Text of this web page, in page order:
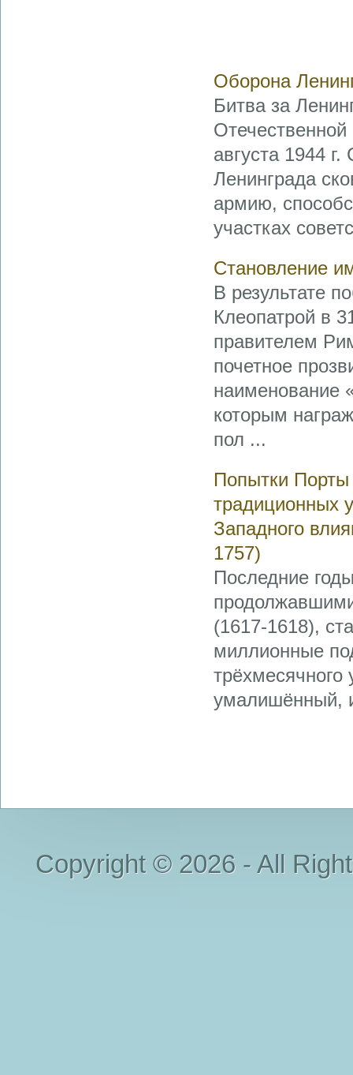
Оборона
Битва за
августа 1944
Ленинграда
армию,
участках
Становление
В результате
Клеопатрой в
правителем
почетное
наименование
которым
пол ...
Попытки Порты
традиционных
Западного
1757)
Последние
(1617-1618),
миллионные
умалишённый,
Copyright © 2026 - All